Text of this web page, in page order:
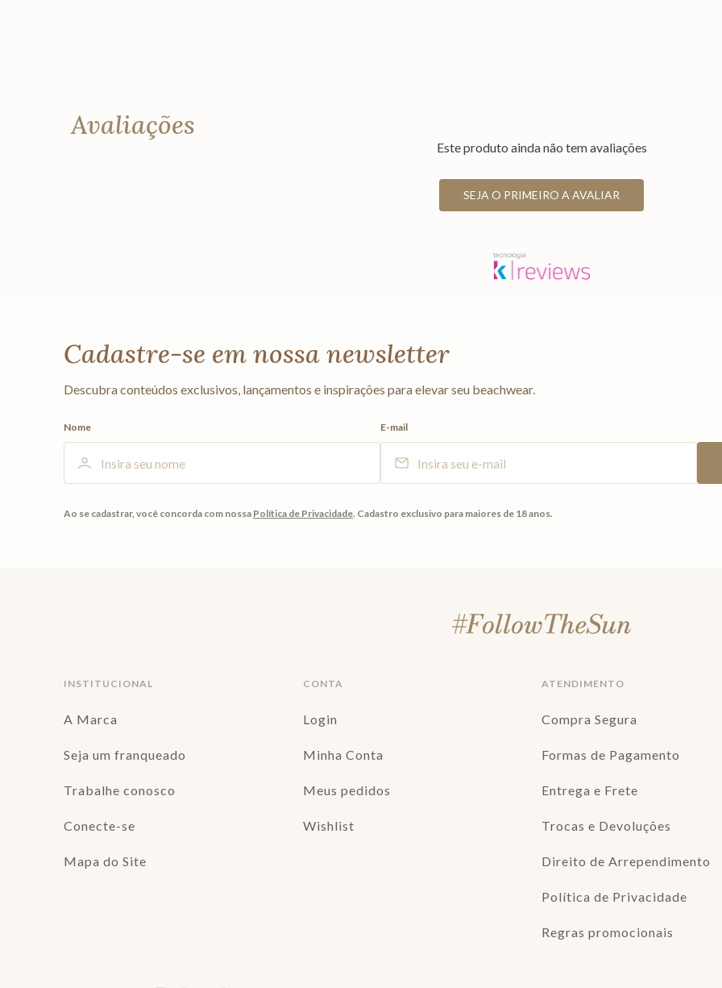
Avaliações
Este produto ainda não tem avaliações
SEJA O PRIMEIRO A AVALIAR
Cadastre-se em nossa newsletter
Descubra conteúdos exclusivos, lançamentos e inspirações para elevar seu beachwear.
Nome E-mail
Ao se cadastrar, você concorda com nossa Política de Privacidade. Cadastro exclusivo para maiores de 18 anos.
INSTITUCIONAL
A Marca
Seja um franqueado
Trabalhe conosco
Conecte-se
Mapa do Site
CONTA
Login
Minha Conta
Meus pedidos
Wishlist
ATENDIMENTO
Compra Segura
Formas de Pagamento
Entrega e Frete
Trocas e Devoluções
Direito de Arrependimento
Política de Privacidade
Regras promocionais